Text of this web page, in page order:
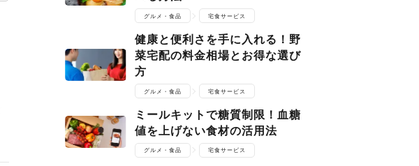
グルメ・食品 宅食サービス
健康と便利さを手に入れる！野
菜宅配の料金相場とお得な選び
方
グルメ・食品 宅食サービス
ミールキットで糖質制限！血糖
値を上げない食材の活用法
グルメ・食品 宅食サービス